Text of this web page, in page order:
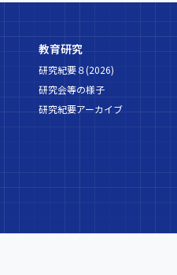
教育研究
研究紀要８(2026)
研究会等の様子
研究紀要アーカイブ